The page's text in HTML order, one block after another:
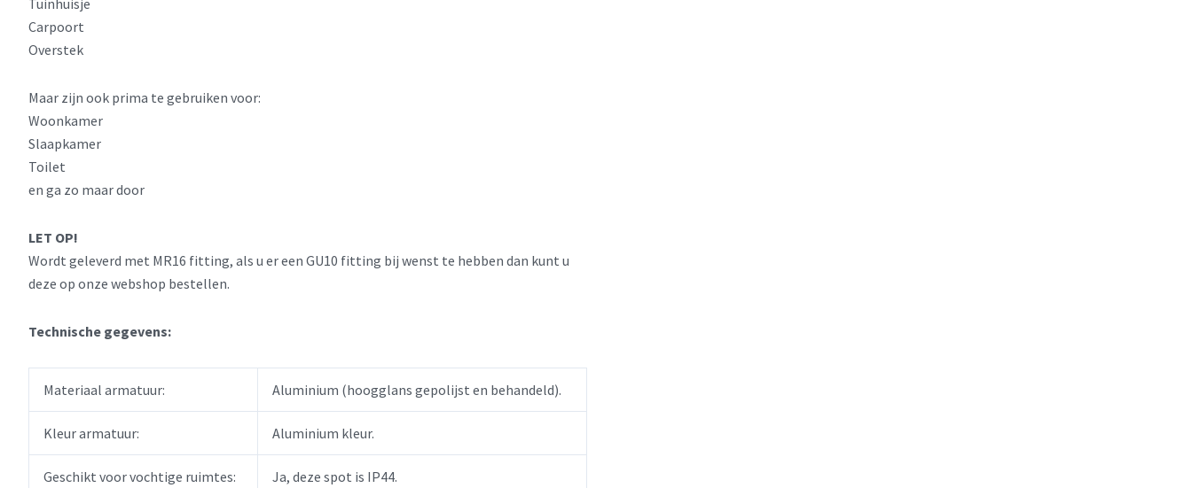
Tuinhuisje
Carpoort
Overstek
Maar zijn ook prima te gebruiken voor:
Woonkamer
Slaapkamer
Toilet
en ga zo maar door
LET OP!
Wordt geleverd met MR16 fitting, als u er een GU10 fitting bij wenst te hebben dan kunt u
deze op onze webshop bestellen.
Technische gegevens:
Materiaal armatuur: Aluminium (hoogglans gepolijst en behandeld).
Kleur armatuur: Aluminium kleur.
Geschikt voor vochtige ruimtes: Ja, deze spot is IP44.